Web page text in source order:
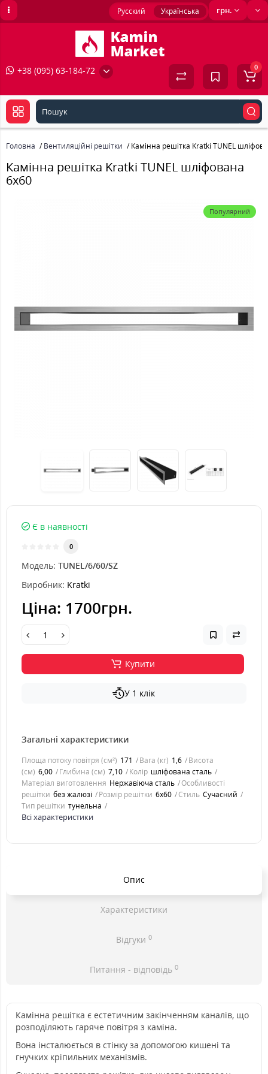
грн.
Русский Українська
+38 (095) 63-184-72 0
Головна Вентиляційні решітки Камінна решітка Kratki TUNEL
Камінна решітка Kratki TUNEL шліфована
6x60
Популярний
Є в наявності
0
Модель: TUNEL/6/60/SZ
Виробник: Kratki
Ціна: 1700грн.
Купити
У 1 клік
Загальні характеристики
Площа потоку повітря (см²) 171 Вага (кг) 1,6
Висота
(см) 6,00 Глибина (см) 7,10 Колір шліфована сталь
Матеріал виготовлення Нержавіюча сталь
Особливості
решітки без жалюзі Розмір решітки 6x60 Стиль Cучасний
Тип решітки тунельна
Всі характеристики
Опис
Характеристики
Відгуки 0
Питання - відповідь 0
Камінна решітка є естетичним закінченням каналів, що
розподіляють гаряче повітря з каміна.
Вона інсталюється в стінку за допомогою кишені та
гнучких кріпильних механізмів.